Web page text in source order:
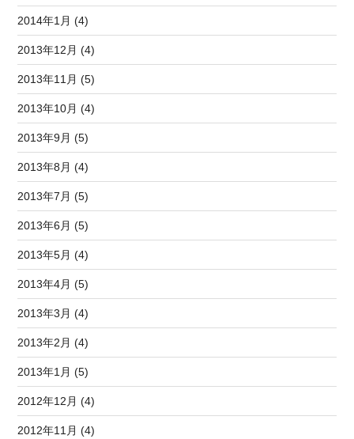
2014年1月 (4)
2013年12月 (4)
2013年11月 (5)
2013年10月 (4)
2013年9月 (5)
2013年8月 (4)
2013年7月 (5)
2013年6月 (5)
2013年5月 (4)
2013年4月 (5)
2013年3月 (4)
2013年2月 (4)
2013年1月 (5)
2012年12月 (4)
2012年11月 (4)